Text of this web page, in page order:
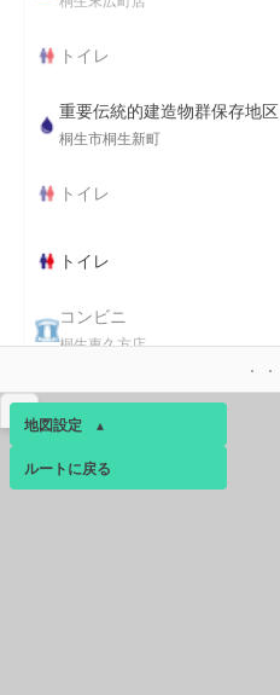
トイレ
重要伝統的建造物群保存地区
桐生市桐生新町
トイレ
トイレ
コンビニ
桐生東久方店
地図設定 ▴
ベース ▴
ルートに戻る